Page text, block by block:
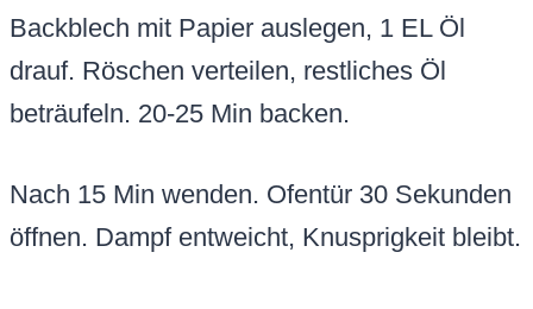
Backblech mit Papier auslegen, 1 EL Öl
drauf. Röschen verteilen, restliches Öl
beträufeln. 20-25 Min backen.
Nach 15 Min wenden. Ofentür 30 Sekunden
öffnen. Dampf entweicht, Knusprigkeit bleibt.